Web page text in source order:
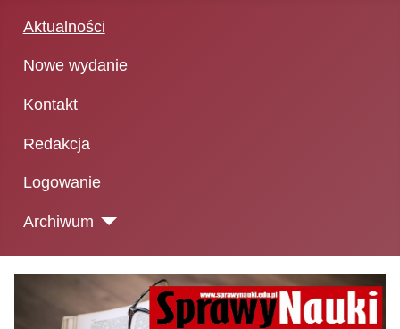
Aktualności
Nowe wydanie
Kontakt
Redakcja
Logowanie
Archiwum